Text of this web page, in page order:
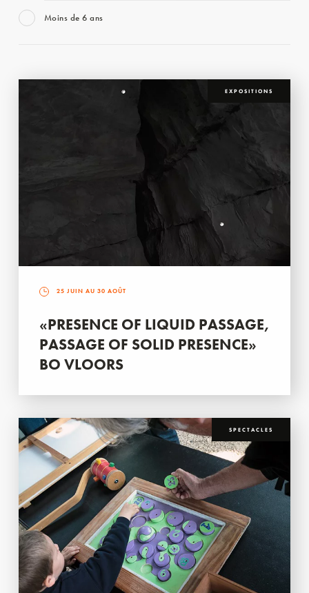
Moins de 6 ans
EXPOSITIONS
25 JUIN AU 30 AOÛT
«PRESENCE OF LIQUID PASSAGE,
PASSAGE OF SOLID PRESENCE»
BO VLOORS
SPECTACLES